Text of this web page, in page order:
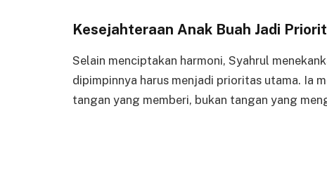
Kesejahteraan Anak Buah Jadi
Selain menciptakan harmoni, Syahrul
dipimpinnya harus menjadi prioritas utama. Ia
tangan yang memberi, bukan tangan yang